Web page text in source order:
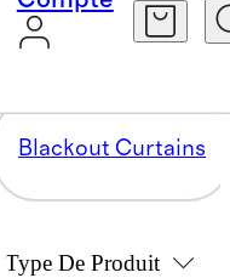
Blackout Curtains
Type De Produit